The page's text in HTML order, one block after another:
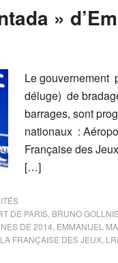
»
Le gouvernement
déluge) de
barrages, sont
nationaux :
Française des
[…]
DE PARIS BRUNO
DE 2014 EMMANUEL
LA FRANÇAISE DES JEUX